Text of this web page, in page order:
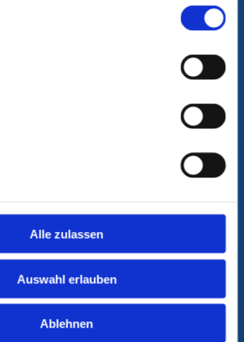
Alle zulassen
Auswahl erlauben
Ablehnen